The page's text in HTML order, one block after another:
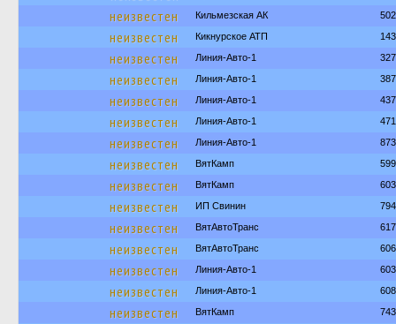
неизвестен Кильмезская АК
неизвестен Кикнурское АТП
неизвестен Линия-Авто-1
неизвестен Линия-Авто-1
неизвестен Линия-Авто-1
неизвестен Линия-Авто-1
неизвестен Линия-Авто-1
неизвестен ВятКамп
неизвестен ВятКамп
неизвестен ИП Свинин
неизвестен ВятАвтоТранс
неизвестен ВятАвтоТранс
неизвестен Линия-Авто-1
неизвестен Линия-Авто-1
неизвестен ВятКамп